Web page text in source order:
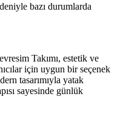
bazı durumlarda
Takımı, estetik ve
için uygun bir seçenek
tasarımıyla yatak
sayesinde günlük